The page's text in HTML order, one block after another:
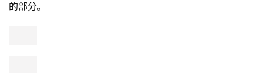
的部分。